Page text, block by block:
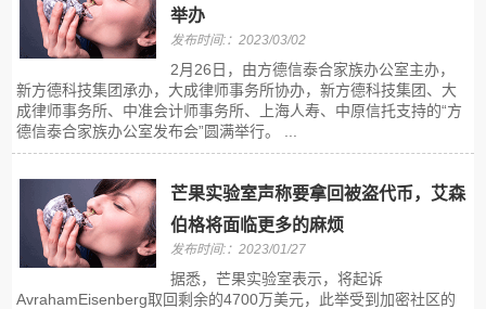
举办
发布时间:：2023/03/02
2月26日，由方德信泰合家族办公室主办，
新方德科技集团承办，大成律师事务所协办，新方德科技集团、大
成律师事务所、中准会计师事务所、上海人寿、中原信托支持的“方
德信泰合家族办公室发布会”圆满举行。 ...
芒果实验室声称要拿回被盗代币，艾森
伯格将面临更多的麻烦
发布时间:：2023/01/27
据悉，芒果实验室表示，将起诉
AvrahamEisenberg取回剩余的4700万美元，此举受到加密社区的